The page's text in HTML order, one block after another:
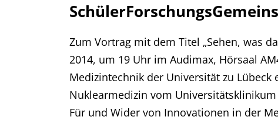
Zum Vortrag mit dem Titel „Sehen, was
2014, um 19 Uhr im Audimax, Hörsaal
Medizintechnik der Universität zu
Nuklearmedizin vom
Für und Wider von Innovationen in der